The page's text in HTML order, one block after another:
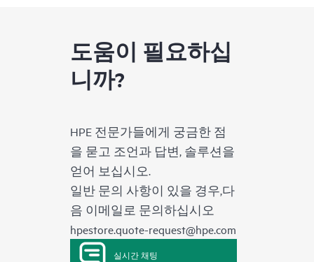
도움이 필요하십
니까?
HPE 전문가들에게 궁금한 점
을 묻고 조언과 답변, 솔루션을
얻어 보십시오.
일반 문의 사항이 있을 경우,다
음 이메일로 문의하십시오
hpestore.quote-request@hpe.com
실시간 채팅